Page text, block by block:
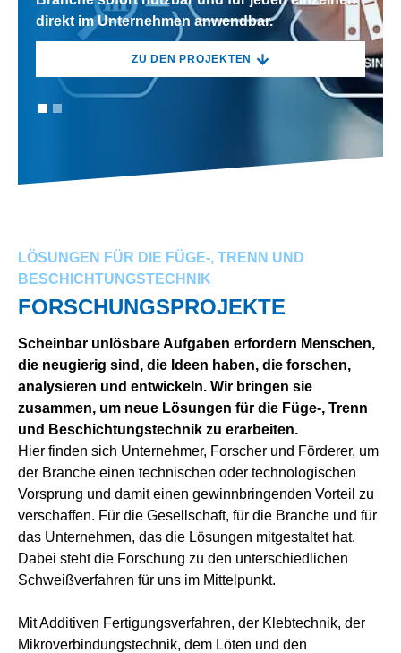
direkt im Unternehmen anwendbar.
ZU DEN PROJEKTEN
direkt im Unternehmen anwendbar.
ZU DEN PROJEKTEN
LÖSUNGEN FÜR DIE FÜGE-, TRENN UND
BESCHICHTUNGSTECHNIK
FORSCHUNGSPROJEKTE
Scheinbar unlösbare Aufgaben erfordern Menschen,
die neugierig sind, die Ideen haben, die forschen,
analysieren und entwickeln. Wir bringen sie
zusammen, um neue Lösungen für die Füge-, Trenn
und Beschichtungstechnik zu erarbeiten.
Hier finden sich Unternehmer, Forscher und Förderer, um
der Branche einen technischen oder technologischen
Vorsprung und damit einen gewinnbringenden Vorteil zu
verschaffen. Für die Gesellschaft, für die Branche und für
das Unternehmen, das die Lösungen mitgestaltet hat.
Dabei steht die Forschung zu den unterschiedlichen
Schweißverfahren für uns im Mittelpunkt.
Mit Additiven Fertigungsverfahren, der Klebtechnik, der
Mikroverbindungstechnik, dem Löten und den